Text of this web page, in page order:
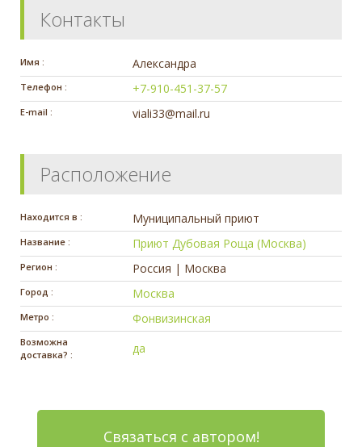
Контакты
Имя : Александра
Телефон : +7-910-451-37-57
E-mail : viali33@mail.ru
Расположение
Находится в : Муниципальный приют
Название : Приют Дубовая Роща (Москва)
Регион : Россия | Москва
Город : Москва
Метро : Фонвизинская
Возможна
доставка? :
да
Связаться с автором!